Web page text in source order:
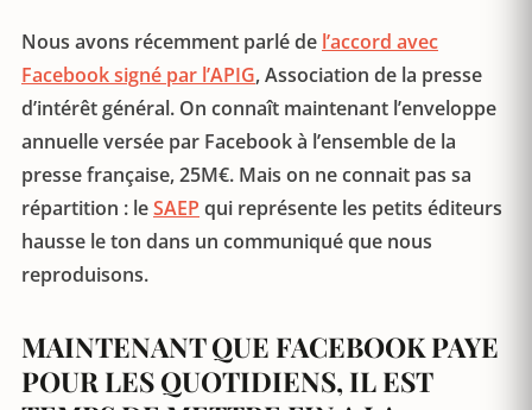
Nous avons récemment parlé de l’accord avec
Facebook signé par l’APIG, Association de la presse
d’intérêt général. On connaît maintenant l’enveloppe
annuelle versée par Facebook à l’ensemble de la
presse française, 25M€. Mais on ne connait pas sa
répartition : leSAEP qui représente les petits éditeurs
hausse le ton dans un communiqué que nous
reproduisons.
MAINTENANT QUE FACEBOOK PAYE
POUR LES QUOTIDIENS, IL EST